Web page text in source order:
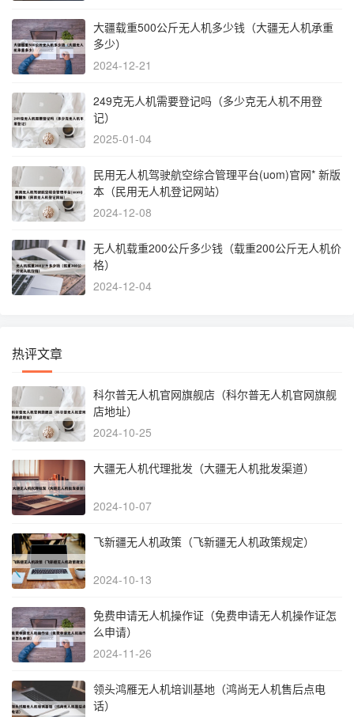
大疆载重500公斤无人机多少钱（大疆无人机承重
多少）
2024-12-21
249克无人机需要登记吗（多少克无人机不用登
记）
2025-01-04
民用无人机驾驶航空综合管理平台(uom)官网* 新版
本（民用无人机登记网站）
2024-12-08
无人机载重200公斤多少钱（载重200公斤无人机价
格）
2024-12-04
热评文章
科尔普无人机官网旗舰店（科尔普无人机官网旗舰
店地址）
2024-10-25
大疆无人机代理批发（大疆无人机批发渠道）
2024-10-07
飞新疆无人机政策（飞新疆无人机政策规定）
2024-10-13
免费申请无人机操作证（免费申请无人机操作证怎
么申请）
2024-11-26
领头鸿雁无人机培训基地（鸿尚无人机售后点电
话）